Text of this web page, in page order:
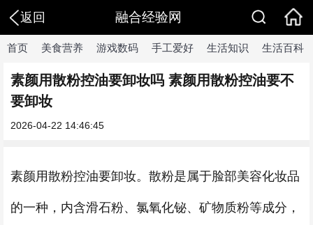
返回 融合经验网
首页 美食营养 游戏数码 手工爱好 生活知识 生活百科
素颜用散粉控油要卸妆吗 素颜用散粉控油要不
要卸妆
2026-04-22 14:46:45
素颜用散粉控油要卸妆。散粉是属于脸部美容化妆品
的一种，内含滑石粉、氯氧化铋、矿物质粉等成分，